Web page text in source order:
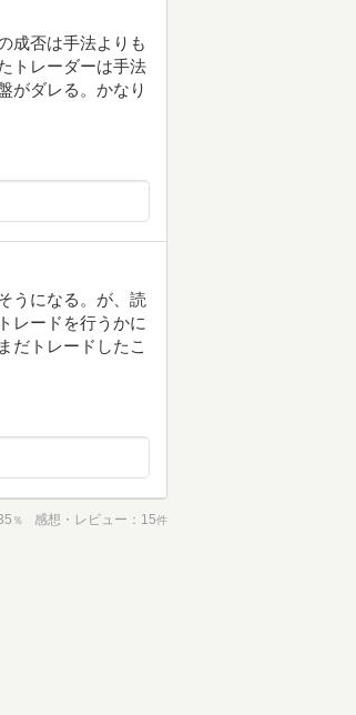
成否は手法よりも
トレーダーは手法
がダレる。かなり
うになる。が、読
レードを行うかに
だトレードしたこ
％ 感想・レビュー 15件